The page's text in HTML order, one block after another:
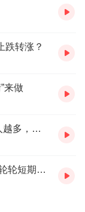
跌转涨？
来做
【10.13日评】预期差越大，视而不见的人越多，机会越大
用远看十年的视野，来做好当下可见的一轮轮短期行情